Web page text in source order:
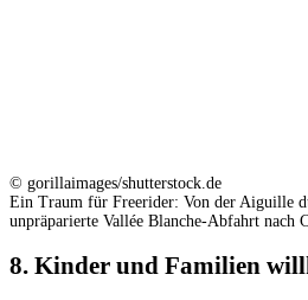
© gorillaimages/shutterstock.de
Ein Traum für Freerider: Von der Aiguille
unpräparierte Vallée Blanche-Abfahrt nach
8. Kinder und Familien